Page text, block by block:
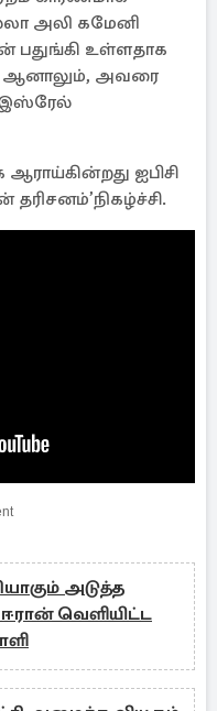
அலி கமேனி
பதுங்கி உள்ளதாக
ஆனாலும், அவரை
இஸ்ரேல்
ஐபிசி
அடுத்த
ஈரான் வெளியிட்ட